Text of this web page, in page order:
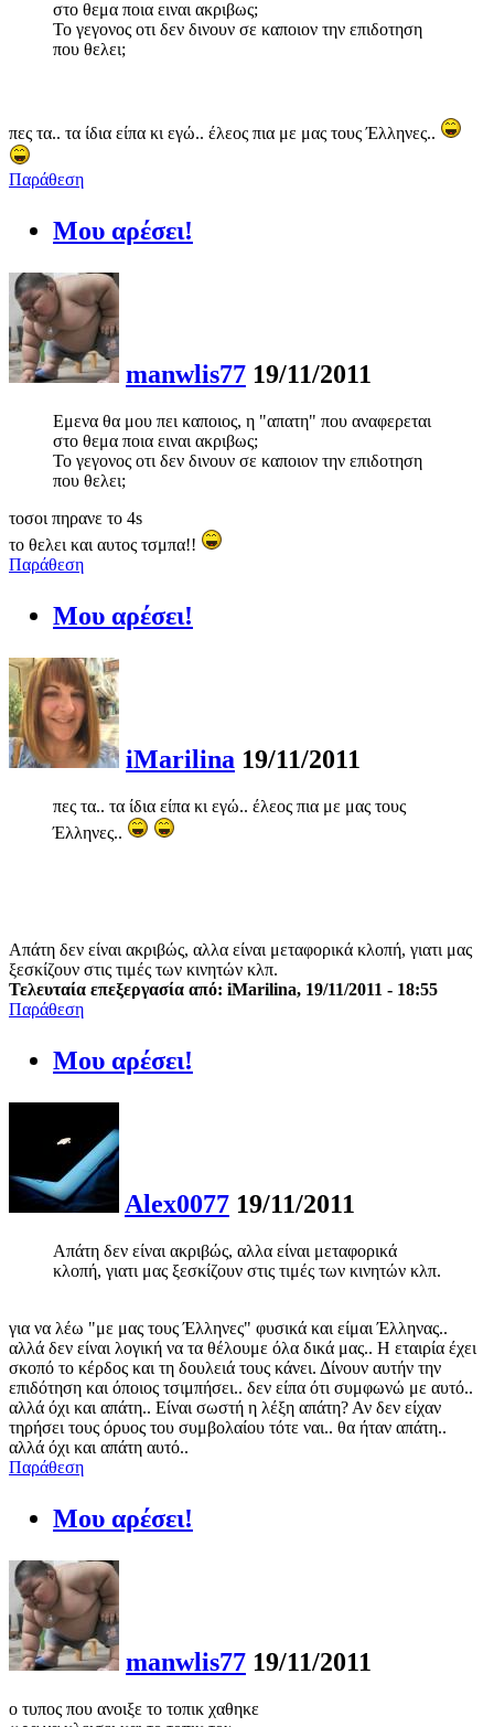
στο θεμα ποια ειναι ακριβως;
Το γεγονος οτι δεν δινουν σε καποιον την επιδοτηση
που θελει;
πες τα.. τα ίδια είπα κι εγώ.. έλεος πια με μας τους Έλληνες..
Παράθεση
Μου αρέσει!
manwlis77 19/11/2011
Εμενα θα μου πει καποιος, η "απατη" που αναφερεται
στο θεμα ποια ειναι ακριβως;
Το γεγονος οτι δεν δινουν σε καποιον την επιδοτηση
που θελει;
τοσοι πηρανε το 4s
το θελει και αυτος τσμπα!!
Παράθεση
Μου αρέσει!
iMarilina 19/11/2011
πες τα.. τα ίδια είπα κι εγώ.. έλεος πια με μας τους
Έλληνες..
Απάτη δεν είναι ακριβώς, αλλα είναι μεταφορικά κλοπή, γιατι μας
ξεσκίζουν στις τιμές των κινητών κλπ.
Τελευταία επεξεργασία από: iMarilina, 19/11/2011 - 18:55
Παράθεση
Μου αρέσει!
Alex0077 19/11/2011
Απάτη δεν είναι ακριβώς, αλλα είναι μεταφορικά
κλοπή, γιατι μας ξεσκίζουν στις τιμές των κινητών κλπ.
για να λέω "με μας τους Έλληνες" φυσικά και είμαι Έλληνας..
αλλά δεν είναι λογική να τα θέλουμε όλα δικά μας.. Η εταιρία έχει
σκοπό το κέρδος και τη δουλειά τους κάνει. Δίνουν αυτήν την
επιδότηση και όποιος τσιμπήσει.. δεν είπα ότι συμφωνώ με αυτό..
αλλά όχι και απάτη.. Είναι σωστή η λέξη απάτη? Αν δεν είχαν
τηρήσει τους όρυος του συμβολαίου τότε ναι.. θα ήταν απάτη..
αλλά όχι και απάτη αυτό..
Παράθεση
Μου αρέσει!
manwlis77 19/11/2011
ο τυπος που ανοιξε το τοπικ χαθηκε